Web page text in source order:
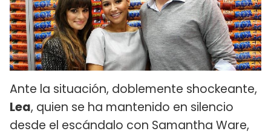
Ante la situación, doblemente shockeante,
Lea, quien se ha mantenido en silencio
desde el escándalo con Samantha Ware,